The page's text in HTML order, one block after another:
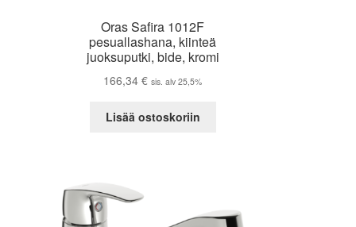
Oras Safira 1012F
pesuallashana, kiinteä
juoksuputki, bide, kromi
166,34€ sis. alv 25,5%
Lisää ostoskoriin